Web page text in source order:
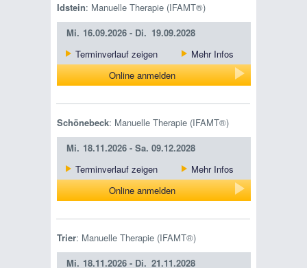
Idstein: Manuelle Therapie (IFAMT®)
Mi. 16.09.2026 - Di. 19.09.2028
Terminverlauf zeigen
Mehr Infos
Online anmelden
Schönebeck: Manuelle Therapie (IFAMT®)
Mi. 18.11.2026 - Sa. 09.12.2028
Terminverlauf zeigen
Mehr Infos
Online anmelden
Trier: Manuelle Therapie (IFAMT®)
Mi. 18.11.2026 - Di. 21.11.2028